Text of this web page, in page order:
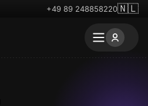
+49 89 248858220🇳🇱